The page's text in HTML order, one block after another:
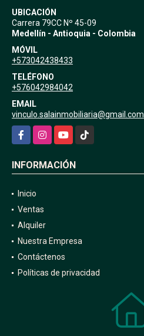
UBICACIÓN
Carrera 79CC Nº 45-09
Medellín - Antioquia - Colombia
MÓVIL
+573042438433
TELÉFONO
+576042984042
EMAIL
vinculo.salainmobiliaria@gmail.com
FacebookInstagramYouTubeTikTok
INFORMACIÓN
Inicio
Ventas
Alquiler
Nuestra Empresa
Contáctenos
Políticas de privacidad